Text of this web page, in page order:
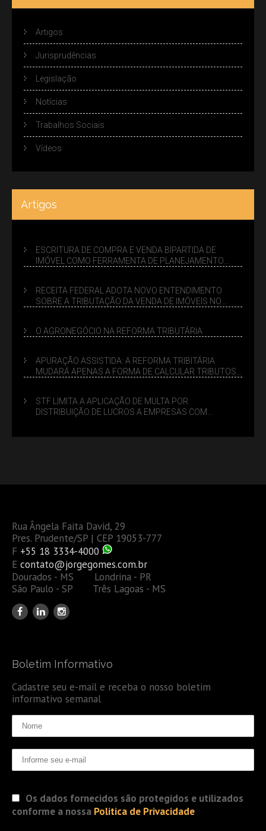
Artigos
Jurisprudências
Legislação
Notícias
Trabalhos Sociais
Vídeos
Artigos
ESCRITURA DE COMPRA E VENDA BIPARTIDA DE
IMÓVEL COMO FERRAMENTA DE PLANEJAMENTO
RECEITA FEDERAL ADOTA NOVO ENTENDIMENTO
SOBRE A TRIBUTAÇÃO DA VENDA DE IMÓVEIS NO
O AGRONEGÓCIO NA REFORMA TRIBUTÁRIA
APURAÇÃO ASSISTIDA: A REFORMA TRIBITÁRIA
MUDARÁ APENAS A FORMA DE CALCULAR TRIBUTOS
STF LIMITA A APLICAÇÃO DE MULTA POR
DISTRIBUIÇÃO DE LUCROS A EMPRESAS COM
Rua Ângela Faita David, 29
Pres. Prudente/SP | CEP 19053-777
F +55 18 3334-4000
E contato@jorgegomes.com.br
Dourados - MS Londrina - PR
São Paulo - SP Três Lagoas - MS
Boletim Informativo
Cadastre seu e-mail e receba o nosso boletim
informativo semanal
Os dados fornecidos são protegidos e utilizados
conforme a nossa Politica de Privacidade